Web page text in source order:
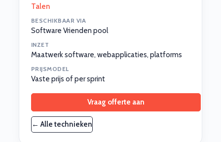
Talen
BESCHIKBAAR VIA
Software Vrienden pool
INZET
Maatwerk software, webapplicaties, platforms
PRIJSMODEL
Vaste prijs of per sprint
Vraag offerte aan
← Alle technieken